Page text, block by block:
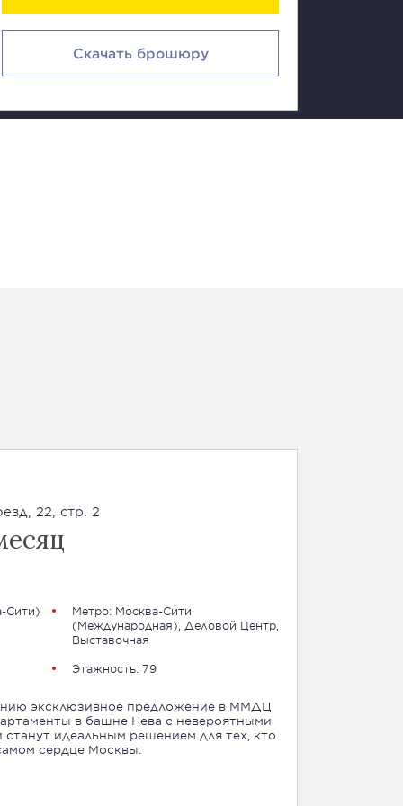
Скачать брошюру
22, стр. 2
Сити) Метро: Москва-Сити
(Международная) Деловой Центр,
Выставочная
Этажность: 79
эксклюзивное предложение в ММДЦ
в башне Нева с невероятными
идеальным решением для тех, кто
сердце Москвы.